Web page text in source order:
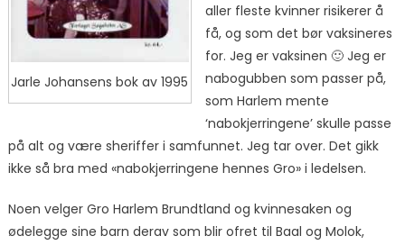
Jarle Johansens bok av 1995
aller fleste kvinner risikerer å
få, og som det bør vaksineres
for. Jeg er vaksinen 🙂 Jeg er
nabogubben som passer på,
som Harlem mente
‘nabokjerringene’ skulle passe
på alt og være sheriffer i samfunnet. Jeg tar over. Det gikk
ikke så bra med «nabokjerringene hennes Gro» i ledelsen.
Noen velger Gro Harlem Brundtland og kvinnesaken og
ødelegge sine barn derav som blir ofret til Baal og Molok,